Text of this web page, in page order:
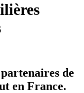
de
en France.